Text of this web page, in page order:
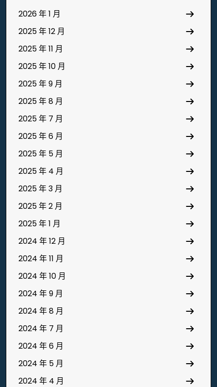
2026 年 1 月
2025 年 12 月
2025 年 11 月
2025 年 10 月
2025 年 9 月
2025 年 8 月
2025 年 7 月
2025 年 6 月
2025 年 5 月
2025 年 4 月
2025 年 3 月
2025 年 2 月
2025 年 1 月
2024 年 12 月
2024 年 11 月
2024 年 10 月
2024 年 9 月
2024 年 8 月
2024 年 7 月
2024 年 6 月
2024 年 5 月
2024 年 4 月